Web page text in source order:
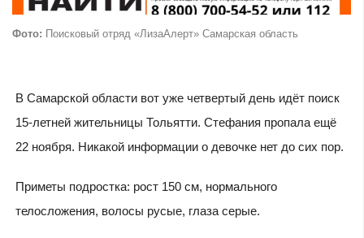
Фото: Поисковый отряд «ЛизаАлерт» Самарская область
В Самарской области вот уже четвертый день идёт поиск
15-летней жительницы Тольятти. Стефания пропала ещё
22 ноября. Никакой информации о девочке нет до сих пор.
Приметы подростка: рост 150 см, нормального
телосложения, волосы русые, глаза серые.